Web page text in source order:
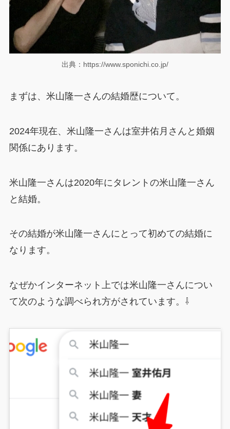
出典：https://www.sponichi.co.jp/
まずは、米山隆一さんの結婚歴について。
2024年現在、米山隆一さんは室井佑月さんと婚姻
関係にあります。
米山隆一さんは2020年にタレントの米山隆一さん
と結婚。
その結婚が米山隆一さんにとって初めての結婚に
なります。
なぜかインターネット上では米山隆一さんについ
て次のような調べられ方がされています。⇩